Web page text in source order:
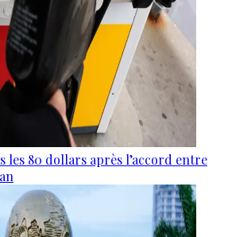
les 80 dollars après l’accord entre